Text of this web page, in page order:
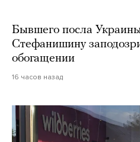
Бывшего посла
Стефанишину
обогащении
16 часов назад